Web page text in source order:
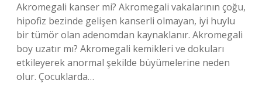
Akromegali kanser mi? Akromegali vakalarının çoğu,
hipofiz bezinde gelişen kanserli olmayan, iyi huylu
bir tümör olan adenomdan kaynaklanır. Akromegali
boy uzatır mı? Akromegali kemikleri ve dokuları
etkileyerek anormal şekilde büyümelerine neden
olur. Çocuklarda…